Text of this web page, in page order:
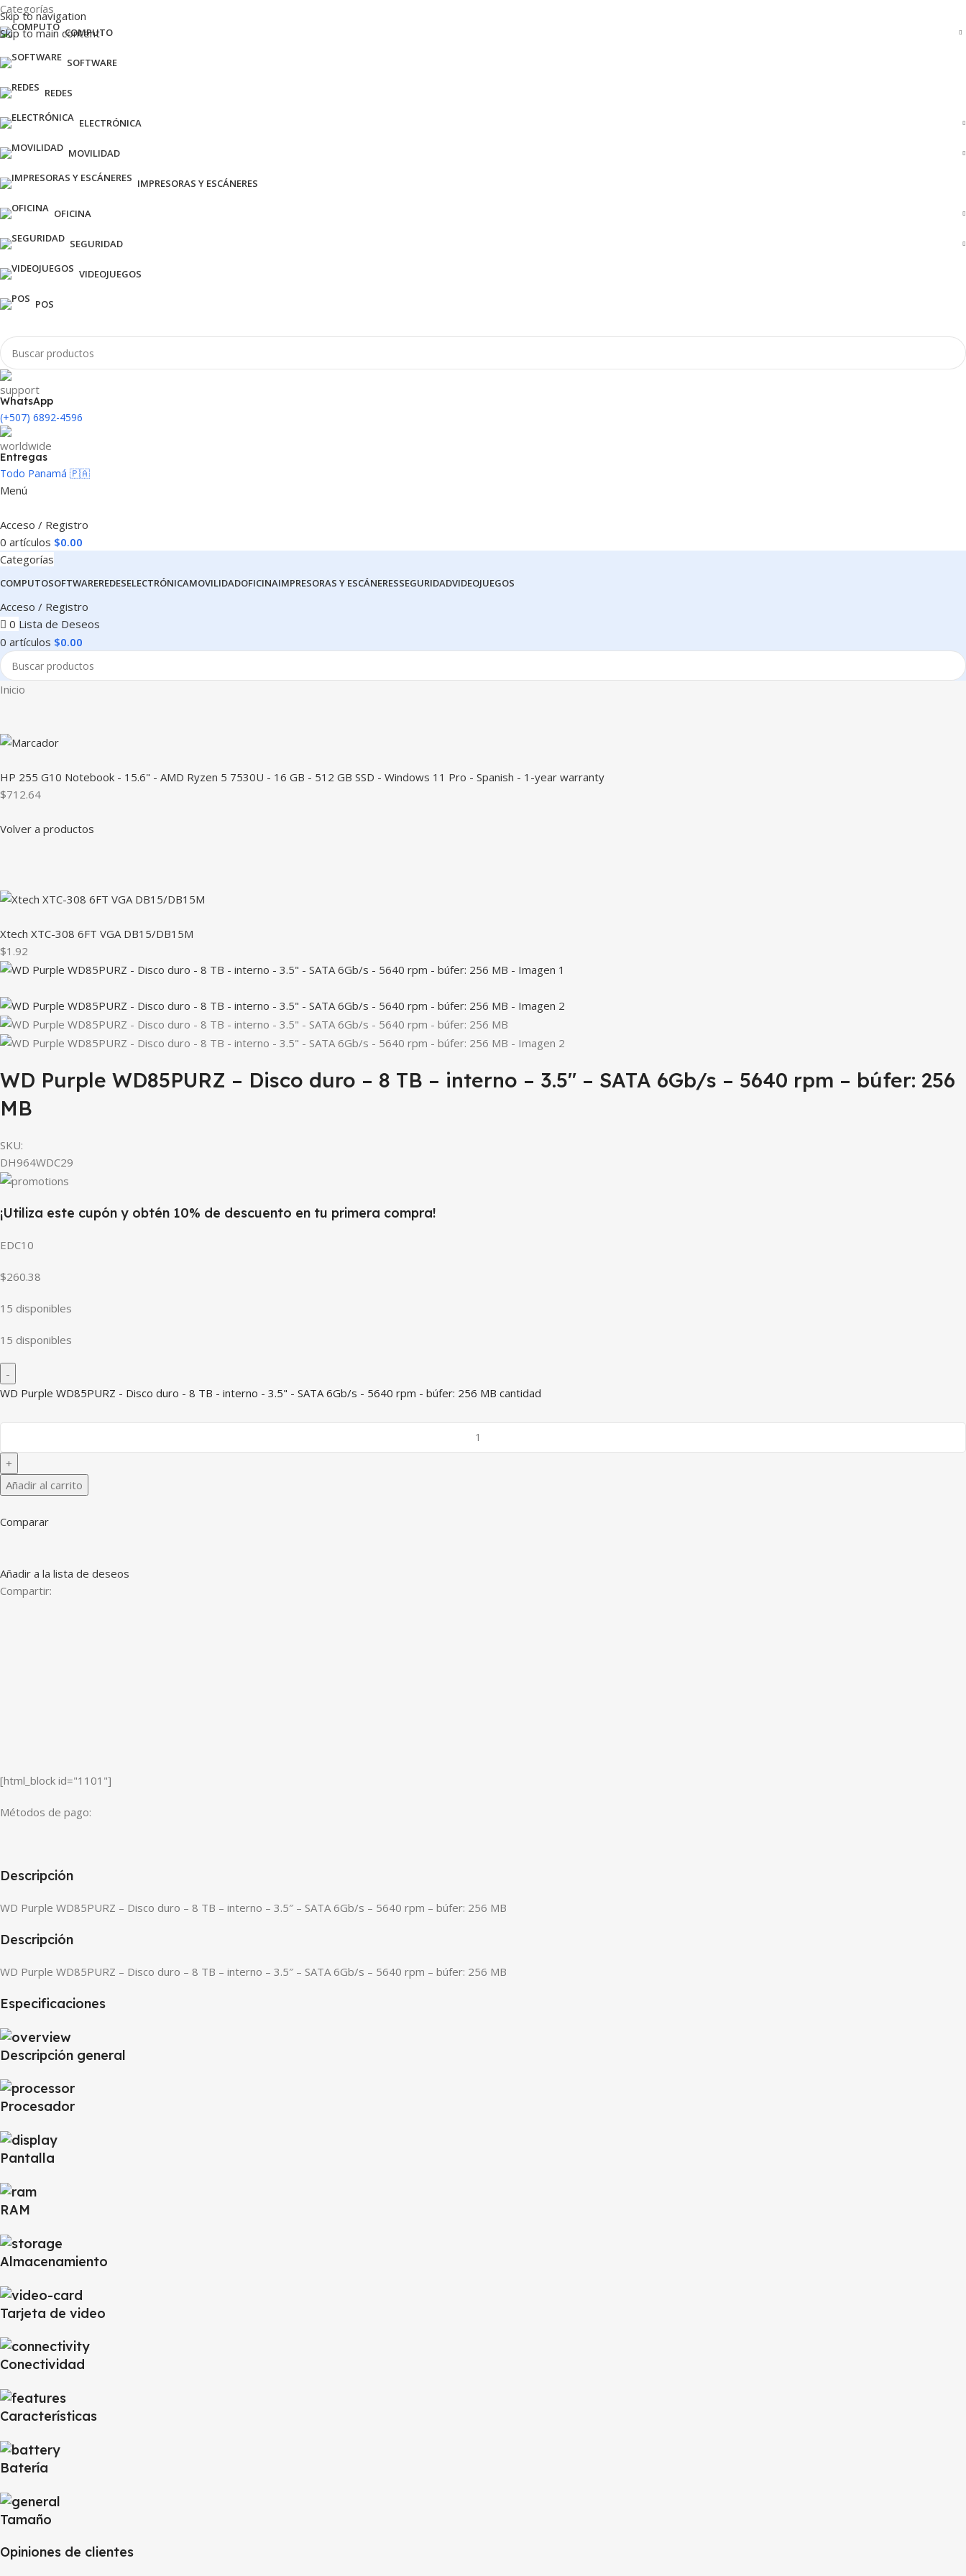
Skip to navigation
Skip to main content
Categorías
COMPUTO
SOFTWARE
REDES
ELECTRÓNICA
MOVILIDAD
IMPRESORAS Y ESCÁNERES
OFICINA
SEGURIDAD
VIDEOJUEGOS
POS
WhatsApp
(+507) 6892-4596
Entregas
Todo Panamá 🇵🇦
Menú
Acceso / Registro
0 artículos $0.00
Categorías
COMPUTOSOFTWAREREDESELECTRÓNICAMOVILIDADOFICINAIMPRESORAS Y ESCÁNERESSEGURIDADVIDEOJUEGOS
Acceso / Registro
0 Lista de Deseos
0 artículos $0.00
Inicio
HP 255 G10 Notebook - 15.6" - AMD Ryzen 5 7530U - 16 GB - 512 GB SSD - Windows 11 Pro - Spanish - 1-year warranty
$712.64
Volver a productos
Xtech XTC-308 6FT VGA DB15/DB15M
$1.92
WD Purple WD85PURZ – Disco duro – 8 TB – interno – 3.5″ – SATA 6Gb/s – 5640 rpm – búfer: 256
MB
SKU:
DH964WDC29
¡Utiliza este cupón y obtén 10% de descuento en tu primera compra!
EDC10
$260.38
15 disponibles
15 disponibles
WD Purple WD85PURZ - Disco duro - 8 TB - interno - 3.5" - SATA 6Gb/s - 5640 rpm - búfer: 256 MB cantidad
Añadir al carrito
Comparar
Añadir a la lista de deseos
Compartir:
[html_block id="1101"]
Métodos de pago:
Descripción
WD Purple WD85PURZ – Disco duro – 8 TB – interno – 3.5″ – SATA 6Gb/s – 5640 rpm – búfer: 256 MB
Descripción
WD Purple WD85PURZ – Disco duro – 8 TB – interno – 3.5″ – SATA 6Gb/s – 5640 rpm – búfer: 256 MB
Especificaciones
Descripción general
Procesador
Pantalla
RAM
Almacenamiento
Tarjeta de video
Conectividad
Características
Batería
Tamaño
Opiniones de clientes